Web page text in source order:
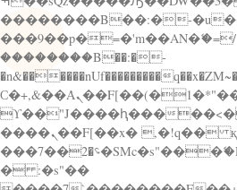
��������B��:�-
���9��p�=�'m��AN�ޭ�=/
��������B��:�-
�n&������nUf���������q��x�ZM~�
Ϲ�+,&��Ὰܢ��F[��(�1�*"��
ϒ��"J����ԧ���
����ܢ��F[��x� ,�!q�� қ�*]/
���؝�2��7�SMc�s"���ޭ�DQ/�应�ܢ��F_��!
� :�s"��